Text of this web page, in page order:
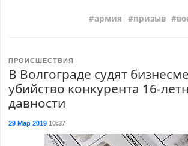
армия призыв
ПРОИСШЕСТВИЯ
В Волгограде судят
убийство конкурента 16-
давности
29 Мар 201910:37